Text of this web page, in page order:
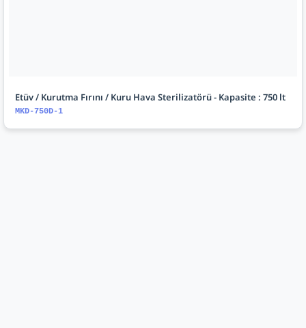
Etüv / Kurutma Fırını / Kuru Hava Sterilizatörü - Kapasite : 750 lt
MKD-750D-1